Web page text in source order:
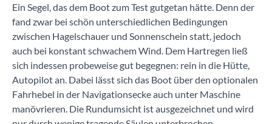
Ein Segel, das dem Boot zum Test gutgetan hätte. Denn der
fand zwar bei schön unterschiedlichen Bedingungen
zwischen Hagelschauer und Sonnenschein statt, jedoch
auch bei konstant schwachem Wind. Dem Hartregen ließ
sich indessen probeweise gut begegnen: rein in die Hütte,
Autopilot an. Dabei lässt sich das Boot über den optionalen
Fahrhebel in der Navigationsecke auch unter Maschine
manövrieren. Die Rundumsicht ist ausgezeichnet und wird